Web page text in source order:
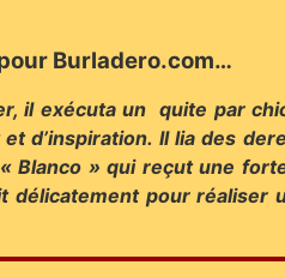
Burladero.com…
il exécuta un quite par
d’inspiration. Il lia des
» qui reçut une
pour